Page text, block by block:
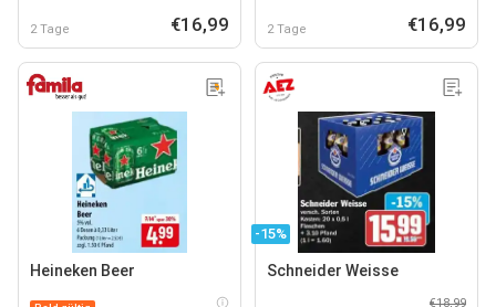
2 Tage €16,99 2 Tage €16,99
Heineken Beer
-15%
Schneider Weisse
€18,99